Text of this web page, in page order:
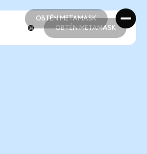
OBTÉN METAMASK
OBTÉN METAMASK
OBTÉN METAMASK